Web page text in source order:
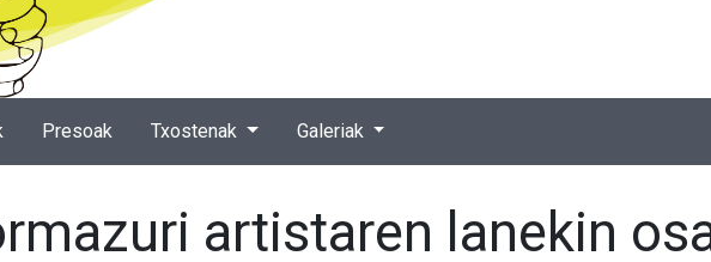
Presoak Txostenak Galeriak
artistaren lanekin